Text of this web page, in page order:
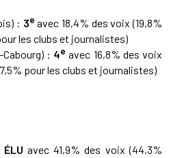
: 3e avec 18,4% des voix (19,8%
les clubs et journalistes)
: 4e avec 16,8% des voix
pour les clubs et journalistes)
ÉLU avec 41,9% des voix (44,3%